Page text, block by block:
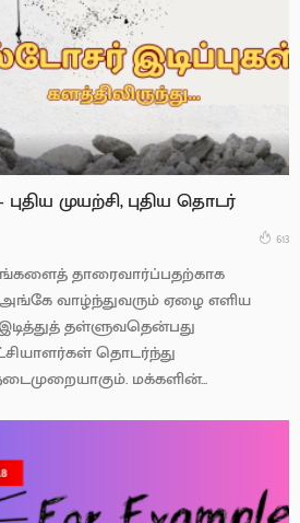
முயற்சி, புதிய தொடர்
613
தாரைவார்ப்பதற்காக
வாழ்ந்துவரும் ஏழை எளிய
தள்ளுவதென்பது
தொடர்ந்து
மக்களின்...